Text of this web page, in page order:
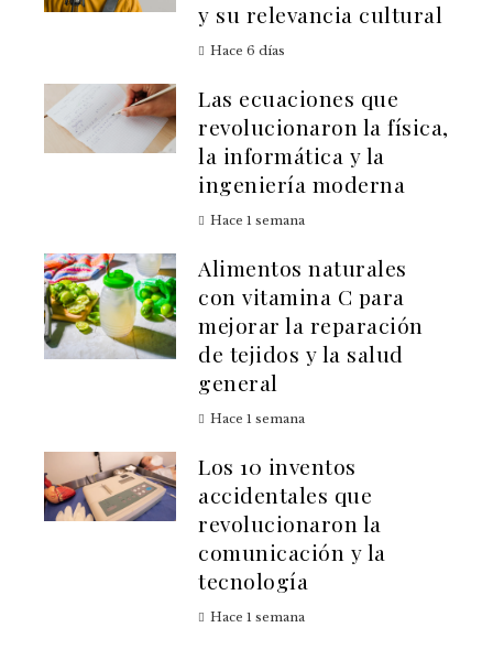
y su relevancia cultural
Hace 6 días
Las ecuaciones que
revolucionaron la física,
la informática y la
ingeniería moderna
Hace 1 semana
Alimentos naturales
con vitamina C para
mejorar la reparación
de tejidos y la salud
general
Hace 1 semana
Los 10 inventos
accidentales que
revolucionaron la
comunicación y la
tecnología
Hace 1 semana